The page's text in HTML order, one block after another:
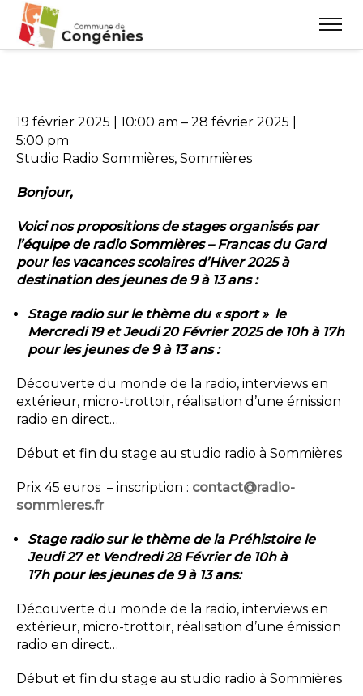
19 février 2025 10:00 am – 28 février 2025
5:00 pm
Studio Radio Sommières, Sommières
Bonjour,
Voici nos propositions de stages organisés par
l’équipe de radio Sommières – Francas du Gard
pour les vacances scolaires d’Hiver 2025 à
destination des jeunes de 9 à 13 ans :
Stage radio sur le thème du « sport » le
Mercredi 19 et Jeudi 20 Février 2025 de 10h à 17h
pour les jeunes de 9 à 13 ans :
Découverte du monde de la radio, interviews en
extérieur, micro-trottoir, réalisation d’une émission
radio en direct…
Début et fin du stage au studio radio à Sommières
Prix 45 euros – inscription : contact@radio-
sommieres.fr
Stage radio sur le thème de la Préhistoire le
Jeudi 27 et Vendredi 28 Février de 10h à
17h pour les jeunes de 9 à 13 ans:
Découverte du monde de la radio, interviews en
extérieur, micro-trottoir, réalisation d’une émission
radio en direct…
Début et fin du stage au studio radio à Sommières